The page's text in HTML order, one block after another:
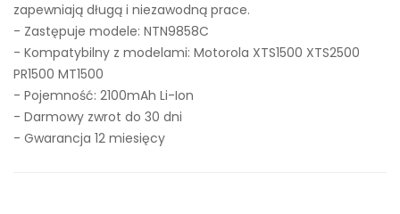
zapewniają długą i niezawodną prace.
- Zastępuje modele: NTN9858C
- Kompatybilny z modelami: Motorola XTS1500 XTS2500
PR1500 MT1500
- Pojemność: 2100mAh Li-Ion
- Darmowy zwrot do 30 dni
- Gwarancja 12 miesięcy